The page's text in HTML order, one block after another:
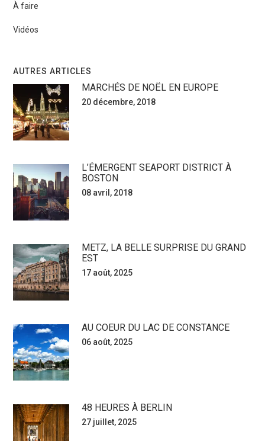
À faire
Vidéos
AUTRES ARTICLES
MARCHÉS DE NOËL EN EUROPE
20 décembre, 2018
L’ÉMERGENT SEAPORT DISTRICT À
BOSTON
08 avril, 2018
METZ, LA BELLE SURPRISE DU GRAND
EST
17 août, 2025
AU COEUR DU LAC DE CONSTANCE
06 août, 2025
48 HEURES À BERLIN
27 juillet, 2025